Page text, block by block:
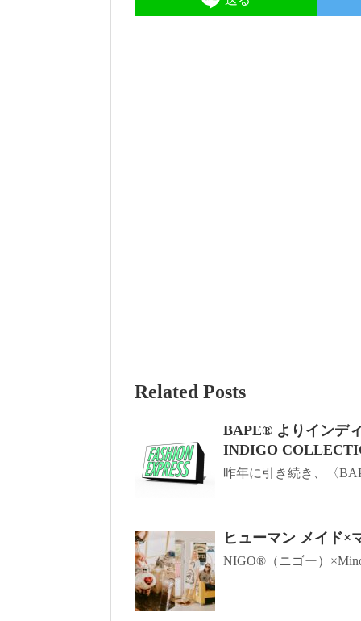
Related Posts
BAPE® よりインデ
INDIGO
昨年に引き続き、〈
ヒューマン メイド×
NIGO®️（ニゴー）